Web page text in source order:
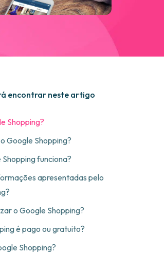
encontrar neste artigo
Shopping?
Google Shopping?
funciona?
apresentadas pelo
o Google Shopping?
é pago ou gratuito?
Shopping?